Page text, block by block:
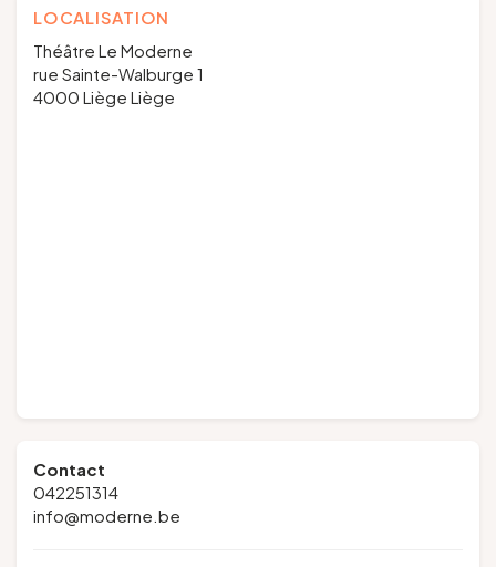
LOCALISATION
Théâtre Le Moderne
rue Sainte-Walburge 1
4000 Liège Liège
Contact
042251314
info@moderne.be